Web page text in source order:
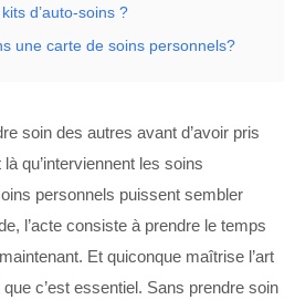
d’auto-soins ?
une carte de soins personnels?
soin des autres avant d’avoir pris
qu’interviennent les soins
personnels puissent sembler
l’acte consiste à prendre le temps
Et quiconque maîtrise l’art
c’est essentiel. Sans prendre soin